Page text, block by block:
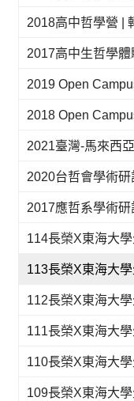
2018高中哲學營 |
2017高中生哲學體
2019 Open
2018 Open
2021臺灣-馬來西
2020台哲會學術研
2017應哲系學術研
114長榮X東海大
113長榮X東海大
112長榮X東海大
111長榮X東海大
110長榮X東海大
109長榮X東海大